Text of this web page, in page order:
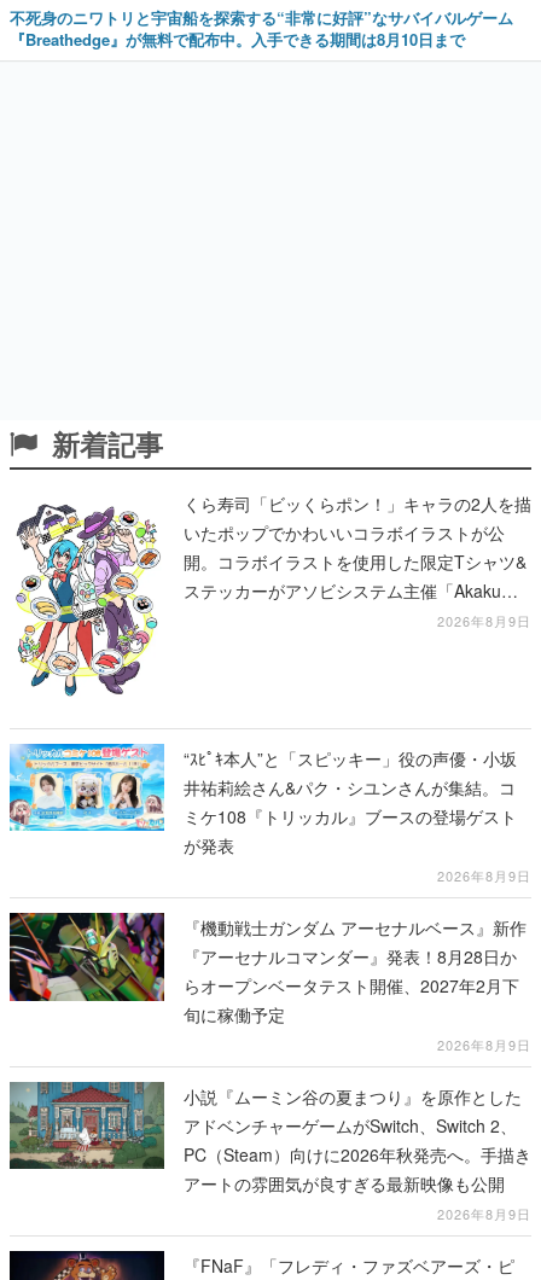
不死身のニワトリと宇宙船を探索する“非常に好評”なサバイバルゲーム
『Breathedge』が無料で配布中。入手できる期間は8月10日まで
新着記事
くら寿司「ビッくらポン！」キャラの2人を描
いたポップでかわいいコラボイラストが公
開。コラボイラストを使用した限定Tシャツ&
ステッカーがアソビシステム主催「Akaku
2026年8月9日
“ｽﾋﾟｷ本人”と「スピッキー」役の声優・小坂
井祐莉絵さん&パク・シユンさんが集結。コ
ミケ108『トリッカル』ブースの登場ゲスト
が発表
2026年8月9日
『機動戦士ガンダム アーセナルベース』新作
『アーセナルコマンダー』発表！8月28日か
らオープンベータテスト開催、2027年2月下
旬に稼働予定
2026年8月9日
小説『ムーミン谷の夏まつり』を原作とした
アドベンチャーゲームがSwitch、Switch 2、
PC（Steam）向けに2026年秋発売へ。手描き
アートの雰囲気が良すぎる最新映像も公開
2026年8月9日
『FNaF』「フレディ・ファズベアーズ・ピ